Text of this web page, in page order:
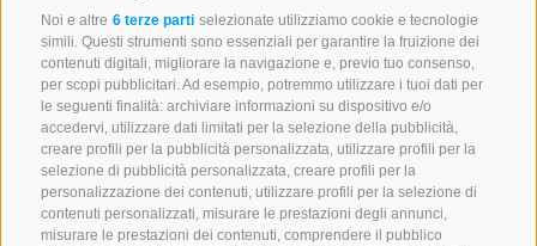
Noi e altre 6 terze parti selezionate utilizziamo cookie e tecnologie
simili. Questi strumenti sono essenziali per garantire la fruizione dei
contenuti digitali, migliorare la navigazione e, previo tuo consenso,
per scopi pubblicitari. Ad esempio, potremmo utilizzare i tuoi dati per
le seguenti finalità: archiviare informazioni su dispositivo e/o
accedervi, utilizzare dati limitati per la selezione della pubblicità,
creare profili per la pubblicità personalizzata, utilizzare profili per la
selezione di pubblicità personalizzata, creare profili per la
personalizzazione dei contenuti, utilizzare profili per la selezione di
contenuti personalizzati, misurare le prestazioni degli annunci,
misurare le prestazioni dei contenuti, comprendere il pubblico
CONTATTACI